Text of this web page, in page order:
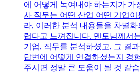
에 어떻게 녹여내야 하는지가 가
사 직무는 어떤 산업 어떤 기업
라, 이러한 분석 내용들을 차별
렵다고 느껴집니다. 멘토님께서
기업, 직무를 분석하셨고, 그 결
답변에 어떻게 연결하셨는지 경
주시면 정말 큰 도움이 될 것 같